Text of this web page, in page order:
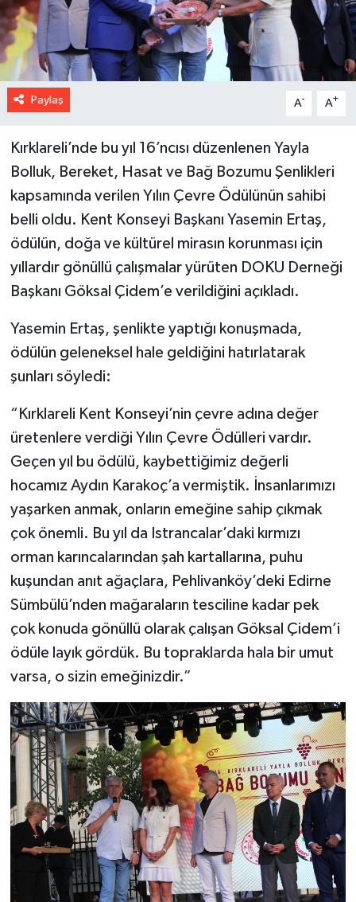
Paylaş A- A+
Kırklareli’nde bu yıl 16’ncısı düzenlenen Yayla
Bolluk, Bereket, Hasat ve Bağ Bozumu Şenlikleri
kapsamında verilen Yılın Çevre Ödülünün sahibi
belli oldu. Kent Konseyi Başkanı Yasemin Ertaş,
ödülün, doğa ve kültürel mirasın korunması için
yıllardır gönüllü çalışmalar yürüten DOKU Derneği
Başkanı Göksal Çidem’e verildiğini açıkladı.
Yasemin Ertaş, şenlikte yaptığı konuşmada,
ödülün geleneksel hale geldiğini hatırlatarak
şunları söyledi:
“Kırklareli Kent Konseyi’nin çevre adına değer
üretenlere verdiği Yılın Çevre Ödülleri vardır.
Geçen yıl bu ödülü, kaybettiğimiz değerli
hocamız Aydın Karakoç’a vermiştik. İnsanlarımızı
yaşarken anmak, onların emeğine sahip çıkmak
çok önemli. Bu yıl da Istrancalar’daki kırmızı
orman karıncalarından şah kartallarına, puhu
kuşundan anıt ağaçlara, Pehlivanköy’deki Edirne
Sümbülü’nden mağaraların tesciline kadar pek
çok konuda gönüllü olarak çalışan Göksal Çidem’i
ödüle layık gördük. Bu topraklarda hala bir umut
varsa, o sizin emeğinizdir.”